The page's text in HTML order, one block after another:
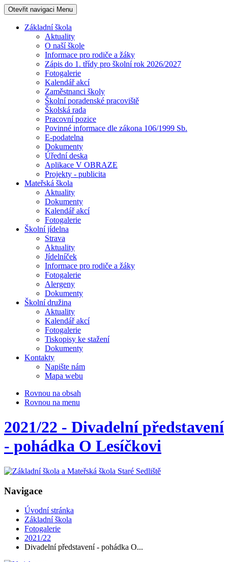
Otevřit navigaci Menu
Základní škola
Aktuality
O naší škole
Informace pro rodiče a žáky
Zápis do 1. třídy pro školní rok 2026/2027
Fotogalerie
Kalendář akcí
Zaměstnanci školy
Školní poradenské pracoviště
Školská rada
Pracovní pozice
Povinné informace dle zákona 106/1999 Sb.
E-podatelna
Dokumenty
Úřední deska
Aplikace V OBRAZE
Projekty - publicita
Mateřská škola
Aktuality
Dokumenty
Kalendář akcí
Fotogalerie
Školní jídelna
Strava
Aktuality
Jídelníček
Informace pro rodiče a žáky
Fotogalerie
Alergeny
Dokumenty
Školní družina
Aktuality
Kalendář akcí
Fotogalerie
Tiskopisy ke stažení
Dokumenty
Kontakty
Napište nám
Mapa webu
Rovnou na obsah
Rovnou na menu
2021/22 - Divadelní představení
- pohádka O Lesíčkovi
Navigace
Úvodní stránka
Základní škola
Fotogalerie
2021/22
Divadelní představení - pohádka O...